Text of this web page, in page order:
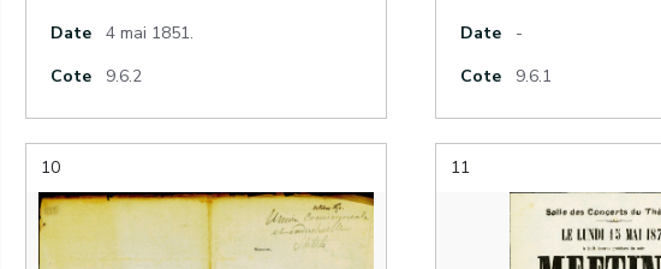
Date
4 mai 1851.
Cote
9.6.2
Date
-
Cote
9.6.1
10 11